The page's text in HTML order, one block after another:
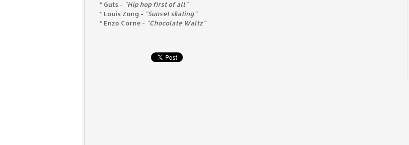
* Guts - "Hip hop first of all"
* Louis Zong - "Sunset skating"
* Enzo Corne - "Chocolate Waltz"